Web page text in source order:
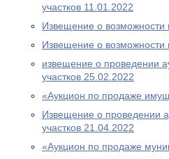
участков 11.01.2022
Извещение о возможности
Извещение о возможности
извещение о проведении
участков 25.02.2022
«Аукцион по продаже
Извещение о проведении
участков 21.04.2022
«Аукцион по продаже